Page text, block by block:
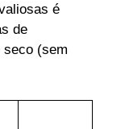
é
de
(sem